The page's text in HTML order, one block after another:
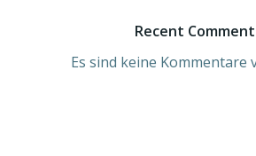
Recent
Es sind keine Kommentare